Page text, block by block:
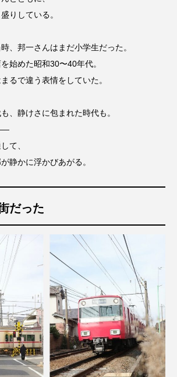
りしている。
、邦一さんはまだ小学生だった。
始めた昭和30〜40年代。
るで違う表情をしていた。
、静けさに包まれた時代も。
て、
静かに浮かびあがる。
だった